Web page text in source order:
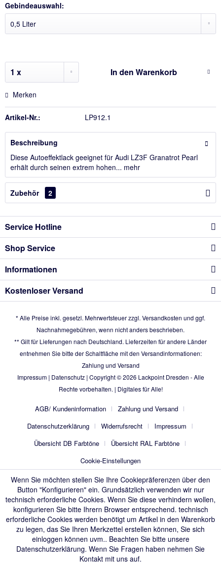
Gebindeauswahl:
In den Warenkorb
Merken
Artikel-Nr.: LP912.1
Beschreibung
Diese Autoeffektlack geeignet für Audi LZ3F Granatrot Pearl
erhält durch seinen extrem hohen... mehr
Zubehör 2
Service Hotline
Shop Service
Informationen
Kostenloser Versand
* Alle Preise inkl. gesetzl. Mehrwertsteuer zzgl. Versandkosten und ggf.
Nachnahmegebühren, wenn nicht anders beschrieben.
** Gilt für Lieferungen nach Deutschland. Lieferzeiten für andere Länder
entnehmen Sie bitte der Schaltfläche mit den Versandinformationen:
Zahlung und Versand
Impressum| Datenschutz| Copyright © 2026 Lackpoint Dresden - Alle
Rechte vorbehalten. | Digitales für Alle!
AGB/ Kundeninformation
Zahlung und Versand
Datenschutzerklärung
Widerrufsrecht
Impressum
Übersicht DB Farbtöne
Übersicht RAL Farbtöne
Cookie-Einstellungen
Wenn Sie möchten stellen Sie Ihre Cookiepräferenzen über den
Button "Konfigurieren" ein. Grundsätzlich verwenden wir nur
technisch erforderliche Cookies. Wenn Sie diese verhindern wollen,
konfigurieren Sie bitte Ihrern Browser entsprechend. technisch
erforderliche Cookies werden benötigt um Artikel in den Warenkorb
zu legen, das Sie Ihren Merkzettel erstellen können, Sie sich
einloggen können uvm.. Beachten Sie bitte unsere
Datenschutzerklärung. Wenn Sie Fragen haben nehmen Sie
Kontakt mit uns auf.